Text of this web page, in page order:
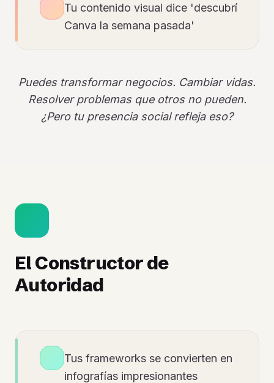
Tu contenido visual dice 'descubrí
Canva la semana pasada'
Puedes transformar negocios. Cambiar vidas.
Resolver problemas que otros no pueden.
¿Pero tu presencia social refleja eso?
El Constructor de
Autoridad
Tus frameworks se convierten en
infografías impresionantes